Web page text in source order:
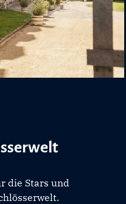
die Stars und